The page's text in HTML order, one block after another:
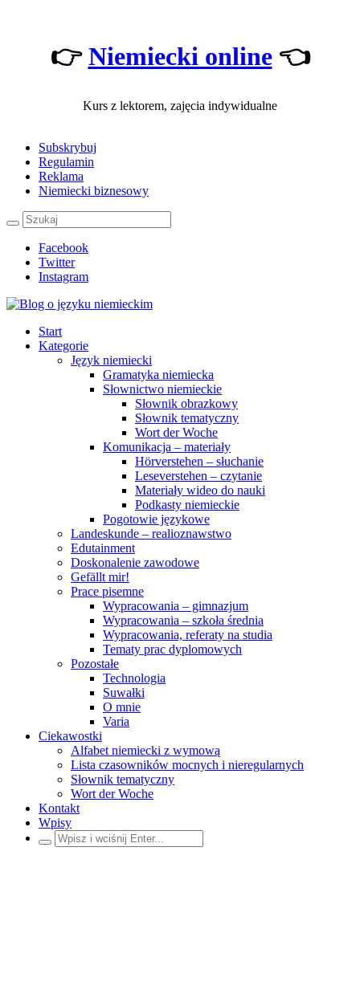
👉Niemiecki online👈
Kurs z lektorem, zajęcia indywidualne
Subskrybuj
Regulamin
Reklama
Niemiecki biznesowy
Facebook
Twitter
Instagram
Start
Kategorie
Język niemiecki
Gramatyka niemiecka
Słownictwo niemieckie
Słownik obrazkowy
Słownik tematyczny
Wort der Woche
Komunikacja – materiały
Hörverstehen – słuchanie
Leseverstehen – czytanie
Materiały wideo do nauki
Podkasty niemieckie
Pogotowie językowe
Landeskunde – realioznawstwo
Edutainment
Doskonalenie zawodowe
Gefällt mir!
Prace pisemne
Wypracowania – gimnazjum
Wypracowania – szkoła średnia
Wypracowania, referaty na studia
Tematy prac dyplomowych
Pozostałe
Technologia
Suwałki
O mnie
Varia
Ciekawostki
Alfabet niemiecki z wymową
Lista czasowników mocnych i nieregularnych
Słownik tematyczny
Wort der Woche
Kontakt
Wpisy